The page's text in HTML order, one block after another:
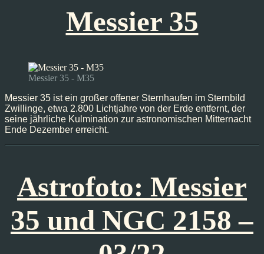
Messier 35
Messier 35 - M35
Messier 35 ist ein großer offener Sternhaufen im Sternbild
Zwillinge, etwa 2.800 Lichtjahre von der Erde entfernt, der
seine jährliche Kulmination zur astronomischen Mitternacht
Ende Dezember erreicht.
Astrofoto: Messier
35 und NGC 2158 –